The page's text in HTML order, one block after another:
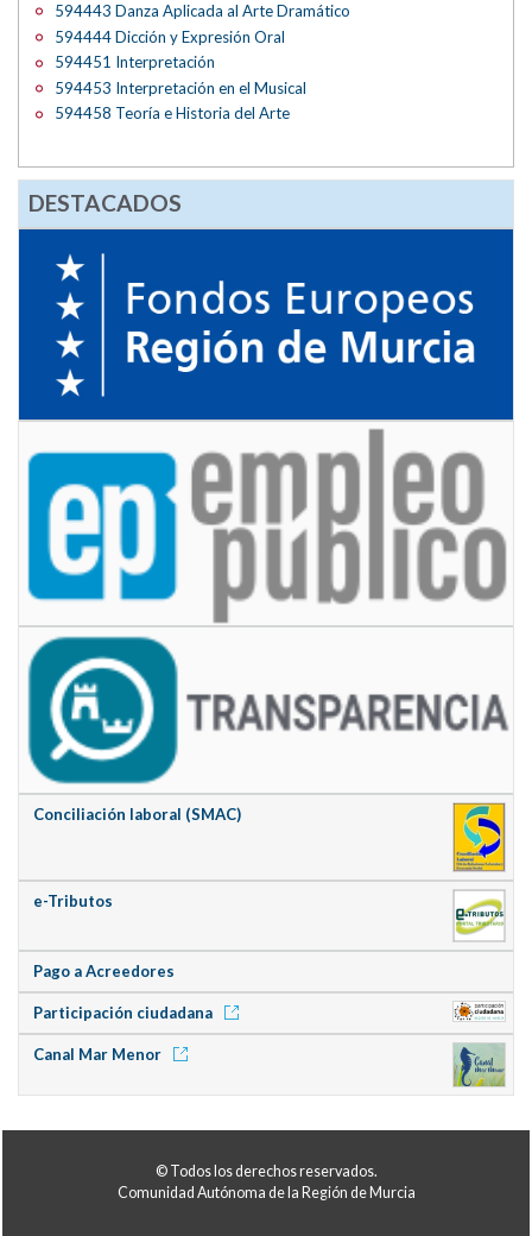
594443 Danza Aplicada al Arte Dramático
594444 Dicción y Expresión Oral
594451 Interpretación
594453 Interpretación en el Musical
594458 Teoría e Historia del Arte
DESTACADOS
Conciliación laboral (SMAC)
e-Tributos
Pago a Acreedores
Participación ciudadana
Canal Mar Menor
© Todos los derechos reservados.
Comunidad Autónoma de la Región de Murcia